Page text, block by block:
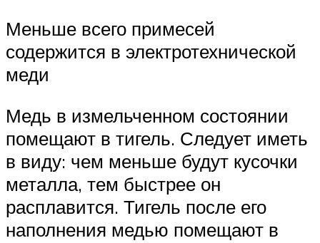
Меньше всего примесей
содержится в электротехнической
меди
Медь в измельченном состоянии
помещают в тигель. Следует иметь
в виду: чем меньше будут кусочки
металла, тем быстрее он
расплавится. Тигель после его
наполнения медью помещают в